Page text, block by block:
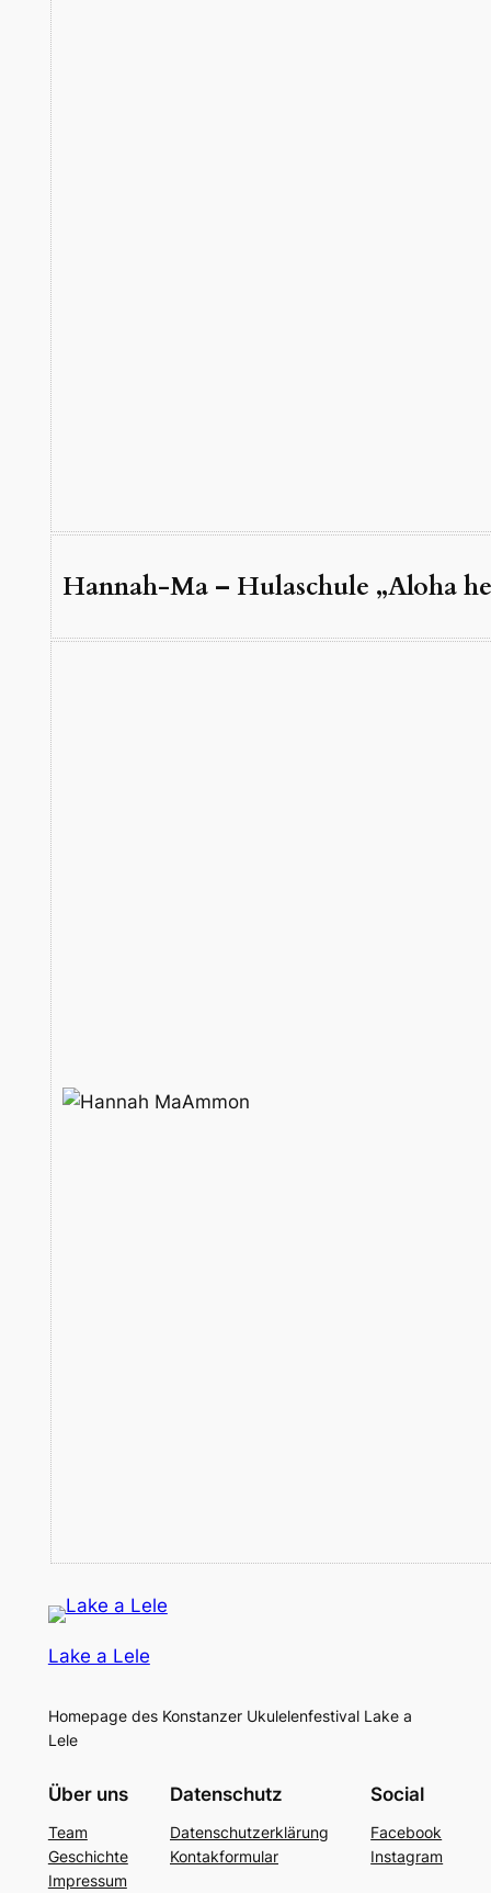
Hannah-Ma – Hulaschule „Aloha
Lake a Lele
Homepage des Konstanzer Ukulelenfestival Lake a
Lele
Über uns
Team
Geschichte
Impressum
Datenschutz
Datenschutzerklärung
Kontakformular
Social
Facebook
Instagram